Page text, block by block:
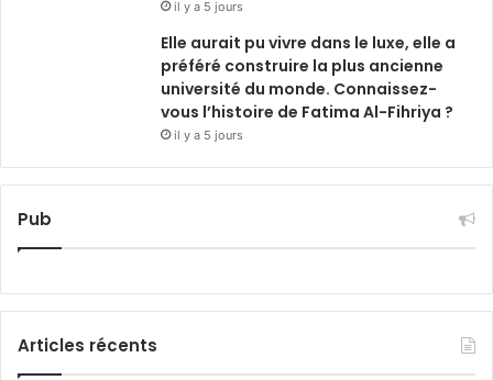
il y a 5 jours
Elle aurait pu vivre dans le luxe, elle a
préféré construire la plus ancienne
université du monde. Connaissez-
vous l’histoire de Fatima Al-Fihriya ?
il y a 5 jours
Pub
Articles récents